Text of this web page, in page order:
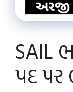
SAIL
પદ પર